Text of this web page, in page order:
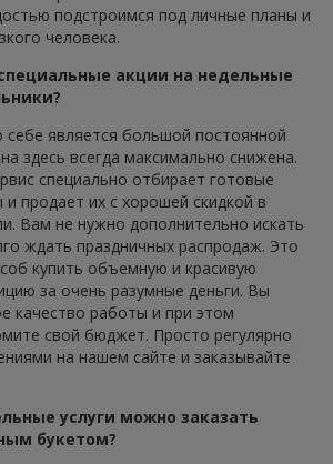
подстроимся под личные планы и
человека.
акции на недельные
себе является большой постоянной
здесь всегда максимально снижена.
специально отбирает готовые
продает их с хорошей скидкой в
Вам не нужно дополнительно искать
ждать праздничных распродаж. Это
купить объемную и красивую
за очень разумные деньги. Вы
качество работы и при этом
свой бюджет. Просто регулярно
на нашем сайте и заказывайте
услуги можно заказать
букетом?